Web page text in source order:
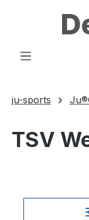
Zum Hauptinhalt
ju-sports
TSV